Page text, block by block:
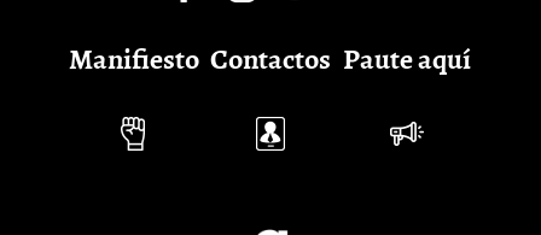
Manifiesto Contactos Paute aquí